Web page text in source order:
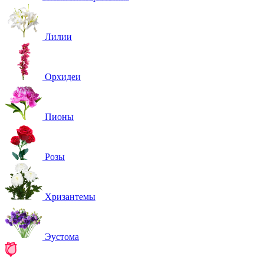
Лилии
Орхидеи
Пионы
Розы
Хризантемы
Эустома